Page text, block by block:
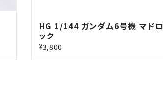
HG 1/144 ガンダム6号機 マドロ
ック
¥3,800